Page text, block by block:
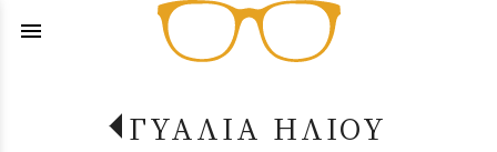
menu
ΓΥΑΛΙΑ ΗΛΙΟΥ